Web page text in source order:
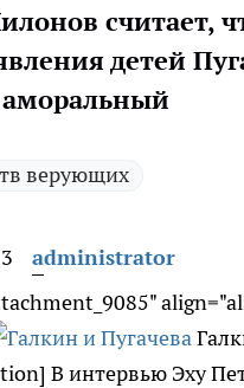
считает,
детей
верующих
administrator
В интервью Эху